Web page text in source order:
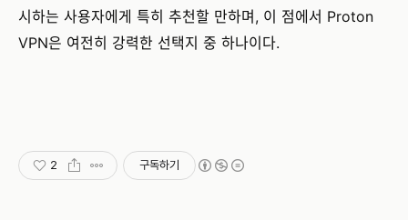
시하는 사용자에게 특히 추천할 만하며, 이 점에서 Proton
VPN은 여전히 강력한 선택지 중 하나이다.
2 구독하기